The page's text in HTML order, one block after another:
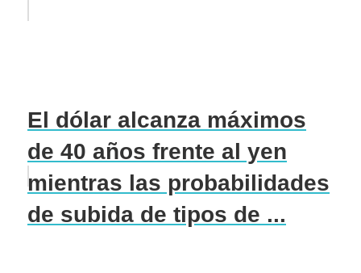
El dólar alcanza máximos
de 40 años frente al yen
mientras las probabilidades
de subida de tipos de ...